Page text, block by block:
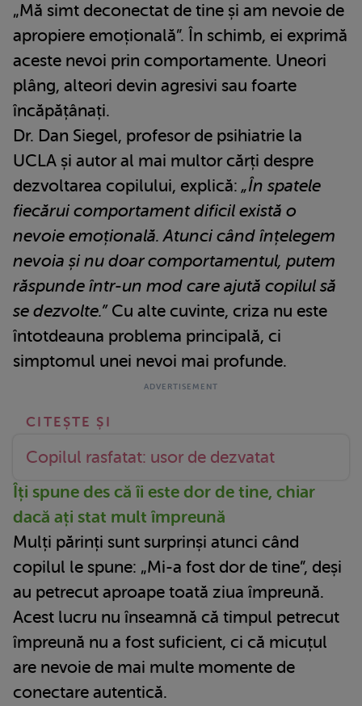
„Mă simt deconectat de tine și am nevoie de
apropiere emoțională”. În schimb, ei exprimă
aceste nevoi prin comportamente. Uneori
plâng, alteori devin agresivi sau foarte
încăpățânați.
Dr. Dan Siegel, profesor de psihiatrie la
UCLA și autor al mai multor cărți despre
dezvoltarea copilului, explică: „În spatele
fiecărui comportament dificil există o
nevoie emoțională. Atunci când înțelegem
nevoia și nu doar comportamentul, putem
răspunde într-un mod care ajută copilul să
se dezvolte.”Cu alte cuvinte, criza nu este
întotdeauna problema principală, ci
simptomul unei nevoi mai profunde.
Copilul rasfatat: usor de dezvatat
Îți spune des că îi este dor de tine, chiar
dacă ați stat mult împreună
Mulți părinți sunt surprinși atunci când
copilul le spune: „Mi-a fost dor de tine”, deși
au petrecut aproape toată ziua împreună.
Acest lucru nu înseamnă că timpul petrecut
împreună nu a fost suficient, ci că micuțul
are nevoie de mai multe momente de
conectare autentică.